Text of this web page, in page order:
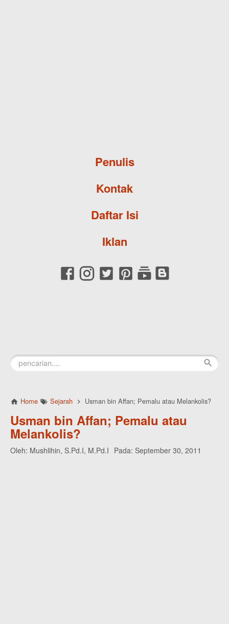
Penulis
Kontak
Daftar Isi
Iklan
Home Sejarah Usman bin Affan; Pemalu atau Melankolis?
Usman bin Affan; Pemalu atau
Melankolis?
Oleh: Mushlihin, S.Pd.I, M.Pd.I Pada: September 30, 2011